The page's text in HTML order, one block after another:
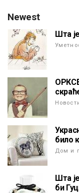
Newest
Шта
било
Дом и
Шта
би